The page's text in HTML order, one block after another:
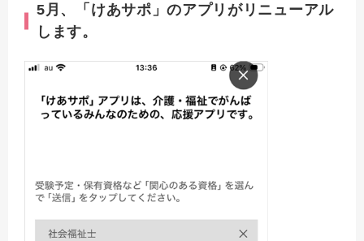
5月、「けあサポ」のアプリがリニューアル
します。